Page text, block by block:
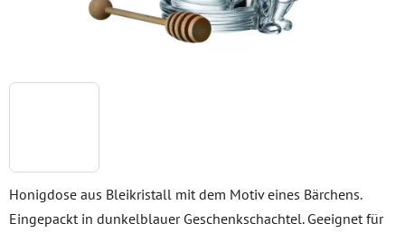
Honigdose aus Bleikristall mit dem Motiv eines Bärchens.
Eingepackt in dunkelblauer Geschenkschachtel. Geeignet für